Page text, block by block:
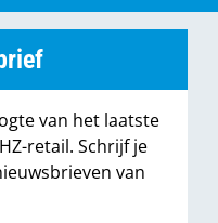
van het laatste
retail. Schrijf je
van